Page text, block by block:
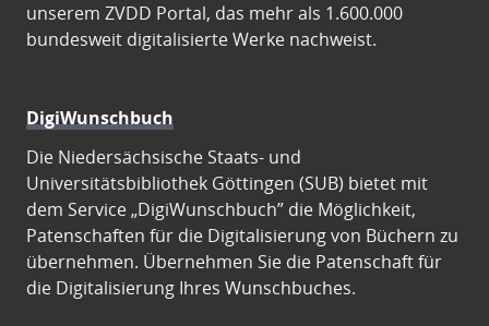
unserem ZVDD Portal, das mehr als 1.600.000
bundesweit digitalisierte Werke nachweist.
DigiWunschbuch
Die Niedersächsische Staats- und
Universitätsbibliothek Göttingen (SUB) bietet mit
dem Service „DigiWunschbuch” die Möglichkeit,
Patenschaften für die Digitalisierung von Büchern zu
übernehmen. Übernehmen Sie die Patenschaft für
die Digitalisierung Ihres Wunschbuches.